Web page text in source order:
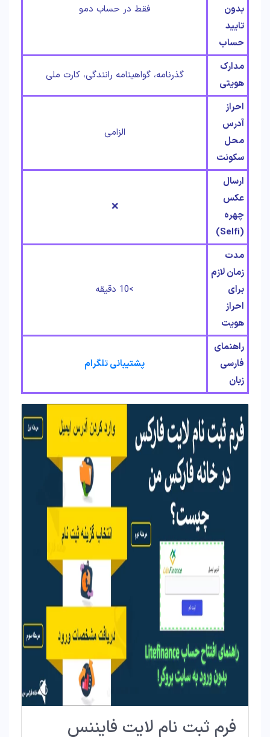
بدون
تایید
حساب
فقط در حساب دمو
مدارک
هویتی
گذرنامه، گواهینامه رانندگی، کارت ملی
احراز
آدرس
محل
سکونت
الزامی
ارسال
عکس
چهره
(Selfi)
❌
مدت
زمان لازم
برای
احراز
هویت
>10 دقیقه
راهنمای
فارسی
زبان
پشتیبانی تلگرام
فرم ثبت نام لایت فایننس